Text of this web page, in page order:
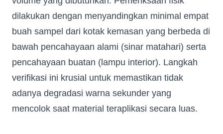
dilakukan dengan menyandingkan minimal empat
buah sampel dari kotak kemasan yang berbeda di
bawah pencahayaan alami (sinar matahari) serta
pencahayaan buatan (lampu interior). Langkah
verifikasi ini krusial untuk memastikan tidak
adanya degradasi warna sekunder yang
mencolok saat material teraplikasi secara luas.